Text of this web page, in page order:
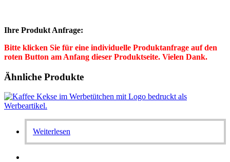
Ihre Produkt Anfrage:
Bitte klicken Sie für eine individuelle Produktanfrage auf den
roten Button am Anfang dieser Produktseite. Vielen Dank.
Ähnliche Produkte
Weiterlesen